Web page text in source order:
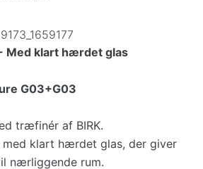
Med klart hærdet glas
G03+G03
træfinér af BIRK.
med klart hærdet glas, der giver
nærliggende rum.